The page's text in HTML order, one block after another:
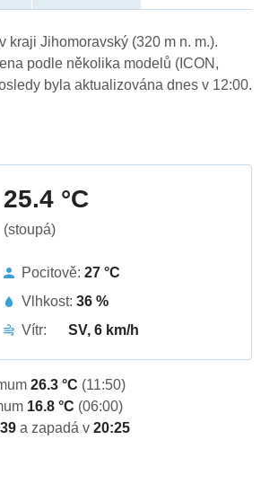
kraji Jihomoravský (320 m n. m.).
podle několika modelů (ICON,
byla aktualizována dnes v 12:00.
25.4 °C
(stoupá)
Pocitově: 27 °C
Vlhkost: 36 %
Vítr:
SV, 6 km/h
26.3 °C (11:50)
16.8 °C (06:00)
a zapadá v 20:25